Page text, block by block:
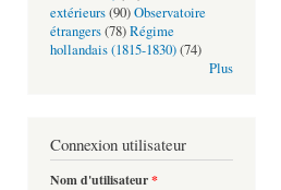
extérieurs(90)Observatoire
étrangers(78)Régime
hollandais (1815-1830)(74)
Plus
Connexion utilisateur
Nom d'utilisateur*